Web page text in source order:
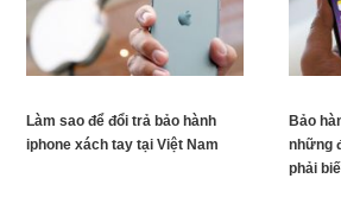
Làm sao để đổi trả bảo hành
iphone xách tay tại Việt Nam
Bảo
những
phải